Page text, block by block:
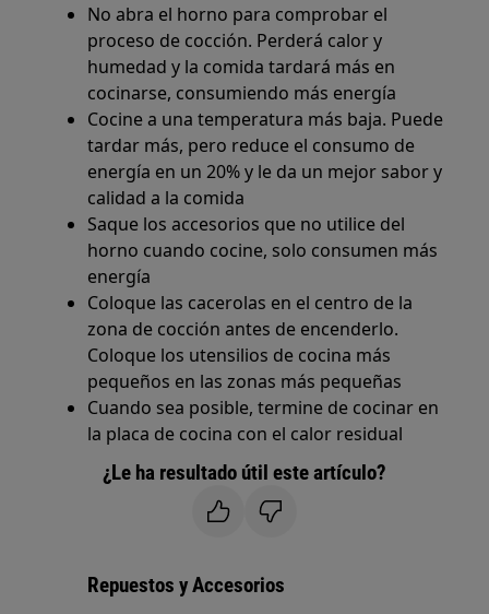
No abra el horno para comprobar el
proceso de cocción. Perderá calor y
humedad y la comida tardará más en
cocinarse, consumiendo más energía
Cocine a una temperatura más baja. Puede
tardar más, pero reduce el consumo de
energía en un 20% y le da un mejor sabor y
calidad a la comida
Saque los accesorios que no utilice del
horno cuando cocine, solo consumen más
energía
Coloque las cacerolas en el centro de la
zona de cocción antes de encenderlo.
Coloque los utensilios de cocina más
pequeños en las zonas más pequeñas
Cuando sea posible, termine de cocinar en
la placa de cocina con el calor residual
¿Le ha resultado útil este artículo?
Repuestos y Accesorios